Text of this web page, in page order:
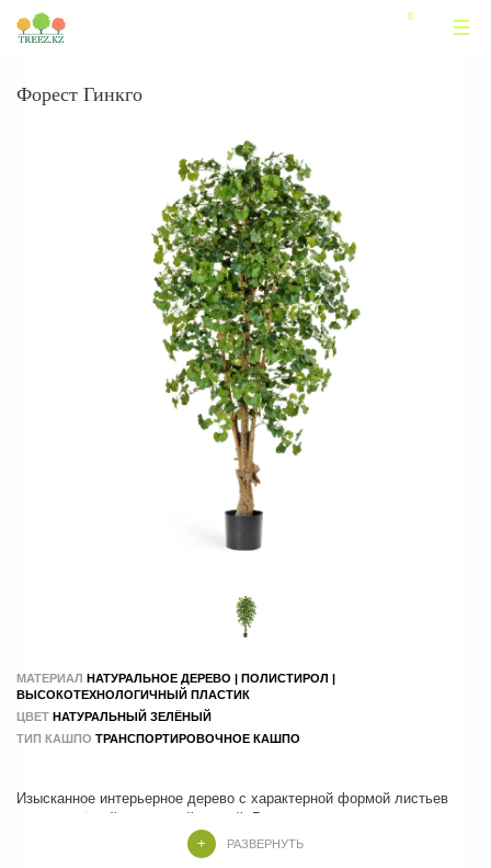
Форест Гинкго
МАТЕРИАЛ НАТУРАЛЬНОЕ ДЕРЕВО | ПОЛИСТИРОЛ |
ВЫСОКОТЕХНОЛОГИЧНЫЙ ПЛАСТИК
ЦВЕТ НАТУРАЛЬНЫЙ ЗЕЛЁНЫЙ
ТИП КАШПО ТРАНСПОРТИРОВОЧНОЕ КАШПО
Изысканное интерьерное дерево с характерной формой листьев
гинкго и лёгкой воздушной кроной. Реалистичная детализация,
натуральная фактура и гармоничный силуэт создают атмосферу
природной элегантности, добавляя пространству стильный зелёный
РАЗВЕРНУТЬ